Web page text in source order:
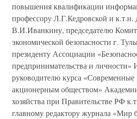
повышения квалификации
профессору Л.Г.Кедровской и к.т.н.
В.И.Иванкину, председателю
экономической безопасности г.
президенту Ассоциации
предпринимательства и личности»
руководителю курса
акционерным обществом»
хозяйства при Правительстве РФ
главному редактору журнала «Мир